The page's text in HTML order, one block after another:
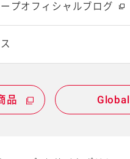
プオフィシャルブログ
品 Global